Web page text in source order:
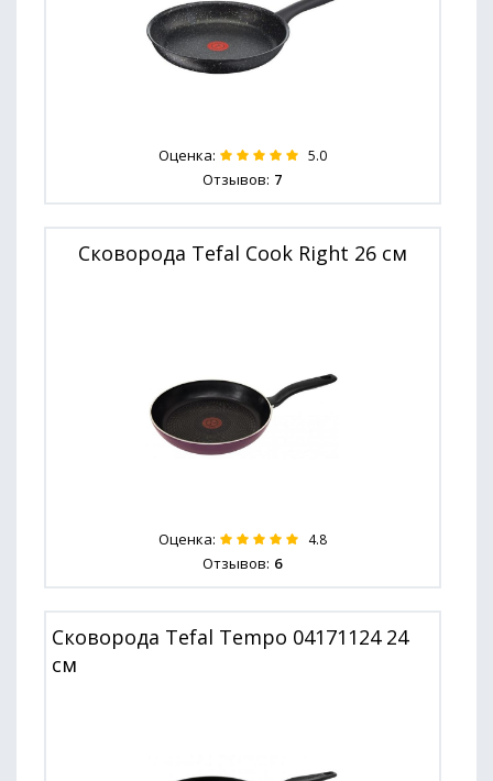
Оценка: 5.0
Отзывов: 7
Сковорода Tefal Cook Right 26 см
Оценка: 4.8
Отзывов: 6
Сковорода Tefal Tempo 04171124 24
см